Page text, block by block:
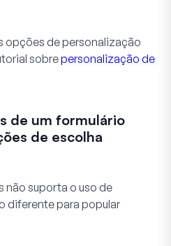
opções de personalização
sobrepersonalização de
de um formulário
de escolha
não suporta o uso de
diferente para popular